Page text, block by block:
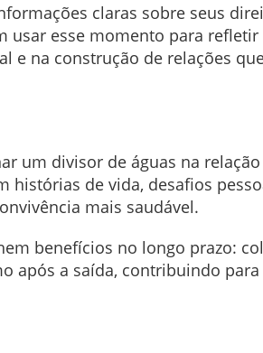
claras sobre seus
usar esse momento para refletir
e na construção de relações
um divisor de águas na
de vida, desafios
mais saudável.
benefícios no longo prazo:
após a saída, contribuindo